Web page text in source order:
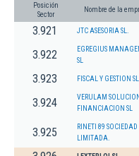
Posición
Sector
Nombre de la
3.921 JTC ASESORIA SL.
3.922
EGREGIUS
SL
3.923 FISCAL Y GESTION SL
3.924
VERULAM
FINANCIACION SL
3.925
RINETI 89 SOCIEDAD
LIMITADA.